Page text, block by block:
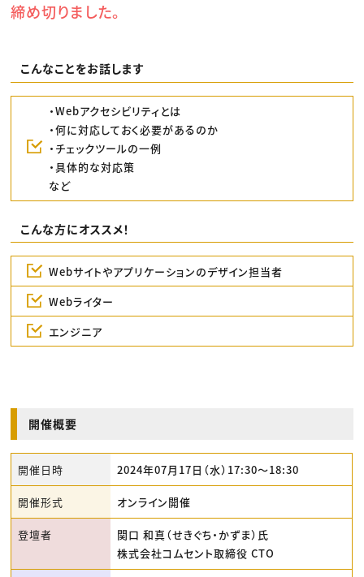
締め切りました。
こんなことをお話します
・Webアクセシビリティとは
・何に対応しておく必要があるのか
・チェックツールの一例
・具体的な対応策
など
こんな方にオススメ！
Webサイトやアプリケーションのデザイン担当者
Webライター
エンジニア
開催概要
開催日時 2024年07月17日（水）17:30〜18:30
開催形式 オンライン開催
登壇者
関口 和真（せきぐち・かずま）氏
株式会社コムセント取締役 CTO